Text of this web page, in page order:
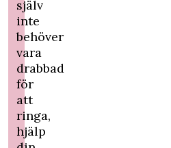
själv
inte
behöver
vara
drabbad
för
att
ringa,
hjälp